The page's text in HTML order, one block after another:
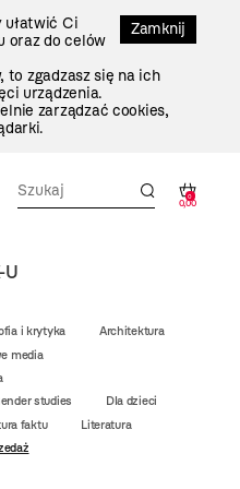
Zamknij
ułatwić Ci
oraz do celów
to zgadzasz się na ich
urządzenia.
zarządzać cookies,
0
0,00
U
i krytyka
Architektura
media
studies
Dla dzieci
faktu
Literatura